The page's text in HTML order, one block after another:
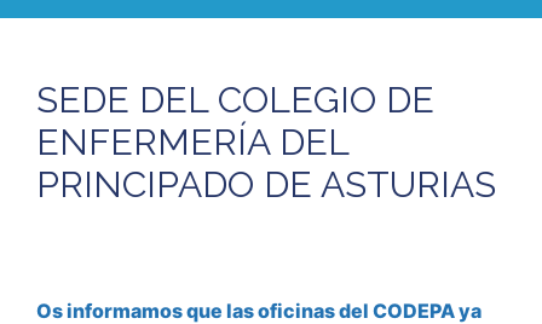
SEDE DEL COLEGIO DE
ENFERMERÍA DEL
PRINCIPADO DE ASTURIAS
Os informamos que las oficinas del CODEPA ya